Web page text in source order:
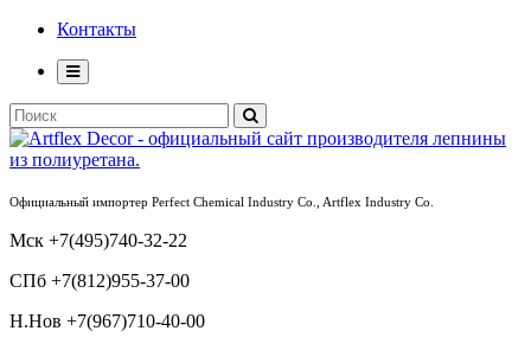
Контакты
Официальный импортер Perfect Chemical Industry Co., Artflex Industry Co.
Мск +7(495)740-32-22
СПб +7(812)955-37-00
Н.Нов +7(967)710-40-00